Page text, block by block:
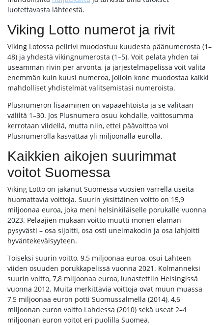
luotettavasta lähteestä.
Viking Lotto numerot ja rivit
Viking Lotossa pelirivi muodostuu kuudesta päänumerosta (1–
48) ja yhdestä vikingnumerosta (1–5). Voit pelata yhden tai
useamman rivin per arvonta, ja järjestelmäpelissä voit valita
enemmän kuin kuusi numeroa, jolloin kone muodostaa kaikki
mahdolliset yhdistelmät valitsemistasi numeroista.
Plusnumeron lisääminen on vapaaehtoista ja se valitaan
väliltä 1–30. Jos Plusnumero osuu kohdalle, voittosumma
kerrotaan viidellä, mutta niin, ettei päävoittoa voi
Plusnumerolla kasvattaa yli miljoonalla eurolla.
Kaikkien aikojen suurimmat
voitot Suomessa
Viking Lotto on jakanut Suomessa vuosien varrella useita
huomattavia voittoja. Suurin yksittäinen voitto on 15,9
miljoonaa euroa, joka meni helsinkiläiselle porukalle vuonna
2023. Pelaajien mukaan voitto muutti monen elämän
pysyvästi – osa sijoitti, osa osti unelmakodin ja osa lahjoitti
hyväntekeväisyyteen.
Toiseksi suurin voitto, 9,5 miljoonaa euroa, osui Lahteen
viiden osuuden porukkapelissä vuonna 2021. Kolmanneksi
suurin voitto, 7,8 miljoonaa euroa, lunastettiin Helsingissä
vuonna 2012. Muita merkittäviä voittoja ovat muun muassa
7,5 miljoonaa euron potti Suomussalmella (2014), 4,6
miljoonan euron voitto Lahdessa (2010) sekä useat 2–4
miljoonan euron voitot eri puolilla Suomea.